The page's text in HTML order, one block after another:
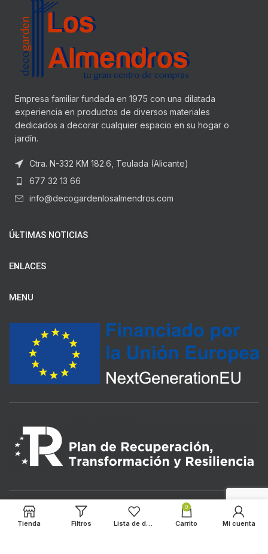
Empresa familiar fundada en 1975 con una dilatada
experiencia en productos de diversos materiales
dedicados a decorar cualquier espacio en su hogar o
jardín.
Ctra. N-332 KM 182.6, Teulada (Alicante)
677 32 13 66
info@decogardenlosalmendros.com
ÚLTIMAS NOTICIAS
ENLACES
MENU
Tienda Filtros Lista de deseos
0
Carrito Mi cuenta